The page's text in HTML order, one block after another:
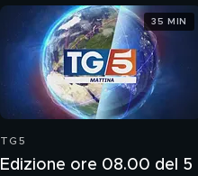
TG5
Edizione ore 08.00 del 5
35 MIN